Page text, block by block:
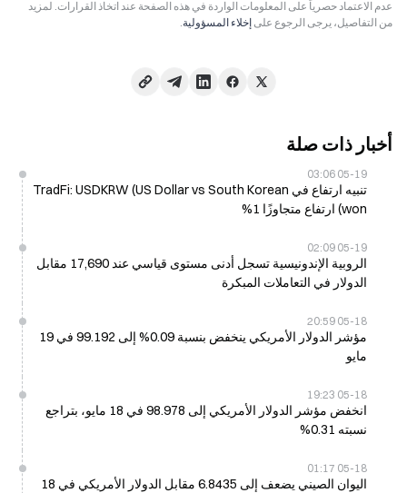
عدم الاعتماد حصرياً على المعلومات الواردة في هذه الصفحة عند اتخاذ القرارات. لمزيد
من التفاصيل، يرجى الرجوع على إخلاء المسؤولية.
أخبار ذات صلة
05-19 03:06
تنبيه ارتفاع في TradFi: USDKRW (US Dollar vs South Korean
won) ارتفاع متجاوزًا 1%
05-19 02:09
الروبية الإندونيسية تسجل أدنى مستوى قياسي عند 17,690 مقابل
الدولار في التعاملات المبكرة
05-18 20:59
مؤشر الدولار الأمريكي ينخفض بنسبة 0.09% إلى 99.192 في 19
مايو
05-18 19:23
انخفض مؤشر الدولار الأمريكي إلى 98.978 في 18 مايو، بتراجع
نسبته 0.31%
05-18 01:17
اليوان الصيني يضعف إلى 6.8435 مقابل الدولار الأمريكي في 18